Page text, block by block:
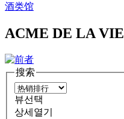
酒类馆
ACME DE LA VIE
搜索
뷰선택
상세열기